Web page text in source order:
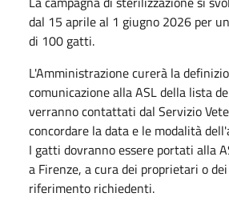
dal 15 aprile al 1 giugno 2026 per
di 100 gatti.
L'Amministrazione curerà la
comunicazione alla ASL della lista
verranno contattati dal Servizio
concordare la data e le modalità
I gatti dovranno essere portati alla
a Firenze, a cura dei proprietari o
riferimento richiedenti.